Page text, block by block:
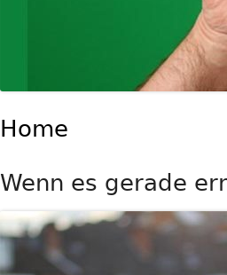
Home
Wenn es gerade